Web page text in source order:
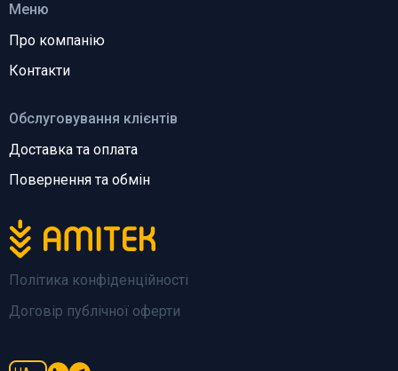
Політика конфіденційності
Договір публічної оферти
Обслуговування клієнтів
Доставка та оплата
Повернення та обмін
Меню
Про компанію
Контакти